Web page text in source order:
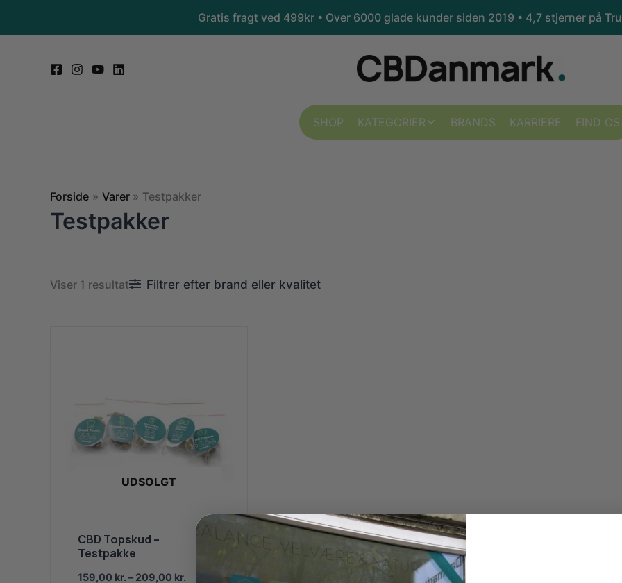
Gratis fragt ved 499kr • Over 6000 glade kunder siden 2019 • 4,7 stjerner på
SHOP KATEGORIER BRANDS KARRIERE FIND OS
Forside Varer Testpakker
Testpakker
Viser 1 resultat Filtrer efter brand eller kvalitet
UDSOLGT
CBD Topskud –
Testpakke
159,00 kr. – 209,00 kr. Prisinterval: